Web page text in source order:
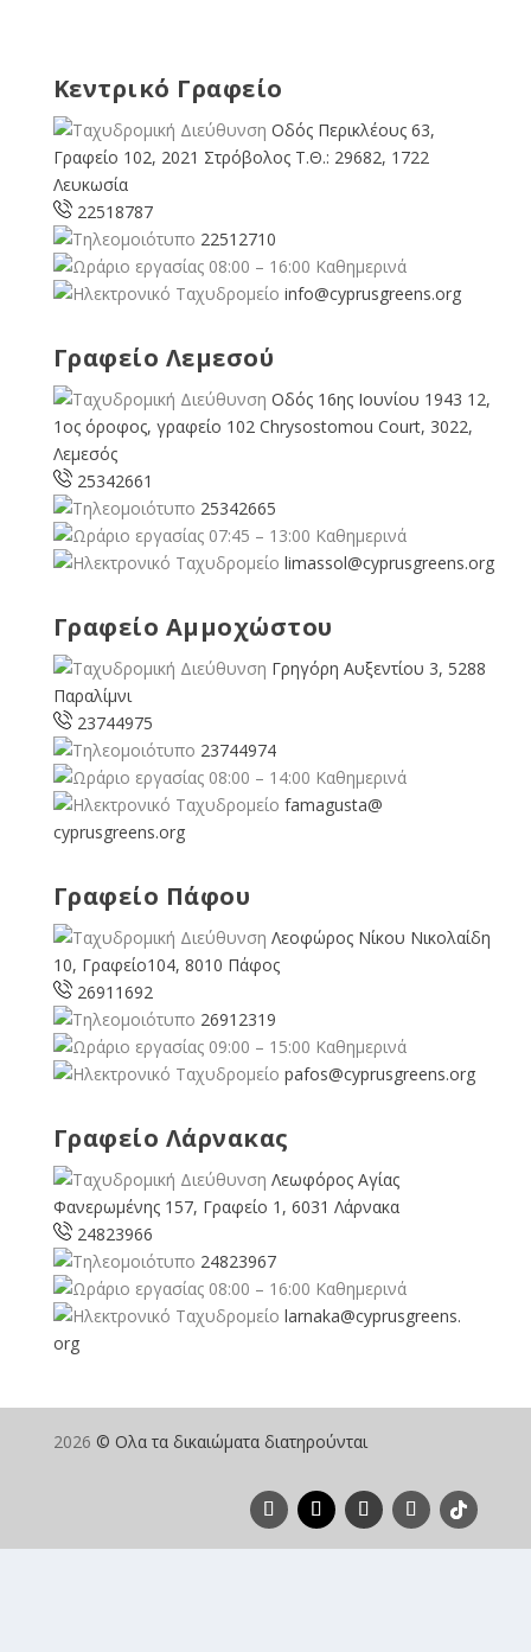
Κεντρικό Γραφείο
Οδός Περικλέους 63,
Γραφείο 102, 2021 Στρόβολος Τ.Θ.: 29682, 1722
Λευκωσία
22518787
22512710
08:00 – 16:00 Καθημερινά
info@cyprusgreens.org
Γραφείο Λεμεσού
Οδός 16ης Ιουνίου 1943 12,
1ος όροφος, γραφείο 102 Chrysostomou Court, 3022,
Λεμεσός
25342661
25342665
07:45 – 13:00 Καθημερινά
limassol@cyprusgreens.org
Γραφείο Αμμοχώστου
Γρηγόρη Αυξεντίου 3, 5288
Παραλίμνι
23744975
23744974
08:00 – 14:00 Καθημερινά
famagusta@
cyprusgreens.org
Γραφείο Πάφου
Λεοφώρος Νίκου Νικολαίδη
10, Γραφείο104, 8010 Πάφος
26911692
26912319
09:00 – 15:00 Καθημερινά
pafos@cyprusgreens.org
Γραφείο Λάρνακας
Λεωφόρος Αγίας
Φανερωμένης 157, Γραφείο 1, 6031 Λάρνακα
24823966
24823967
08:00 – 16:00 Καθημερινά
larnaka@cyprusgreens.
org
2026 © Ολα τα δικαιώματα διατηρούνται